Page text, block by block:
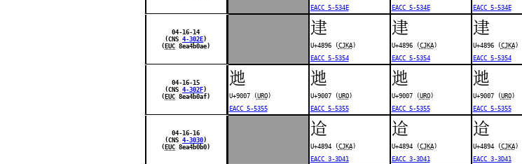
EACC 5-534E
EACC 5-534E
EACC 5-534E
04-16-14
(CNS4-302E )
( EUC 8ea4b0ae)
䢖
U+4896 (CJKA)
EACC 5-5354
䢖
U+4896 (CJKA)
EACC 5-5354
䢖
U+4896 (CJKA)
EACC 5-5354
04-16-15
(CNS4-302F )
( EUC 8ea4b0af)
逇
U+9007 (URO)
EACC 5-5355
逇
U+9007 (URO)
EACC 5-5355
逇
U+9007 (URO)
EACC 5-5355
逇
U+9007 (URO)
EACC 5-5355
04-16-16
(CNS4-3030 )
( EUC 8ea4b0b0)
䢔
U+4894 (CJKA)
EACC 3-3D41
䢔
U+4894 (CJKA)
EACC 3-3D41
䢔
U+4894 (CJKA)
EACC 3-3D41